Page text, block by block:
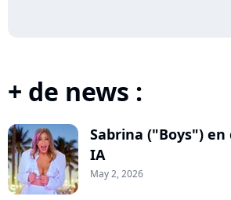
+ de news :
Sabrina ("Boys") en
IA
May 2, 2026